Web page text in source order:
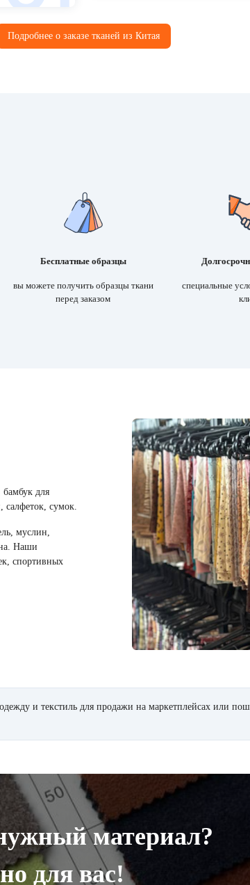
Подробнее о заказе тканей из Китая
Бесплатные образцы
вы можете получить образцы ткани
перед заказом
специальные
бамбук для
салфеток, сумок.
муслин,
Наши
спортивных
и текстиль для продажи на маркетплейсах или
материал?
для вас!